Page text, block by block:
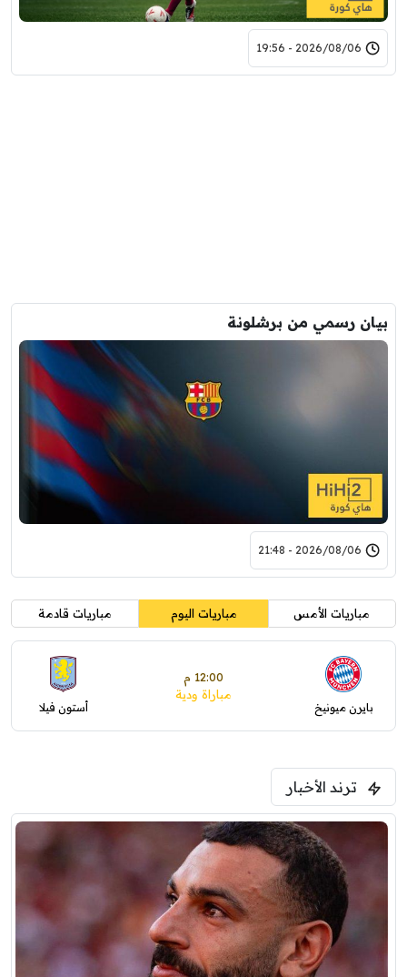
2026/08/06 - 19:56
بيان رسمي من برشلونة
2026/08/06 - 21:48
مباريات الأمس مباريات اليوم مباريات قادمة
بايرن ميونيخ
12:00 م
مباراة ودية
أستون فيلا
ترند الأخبار